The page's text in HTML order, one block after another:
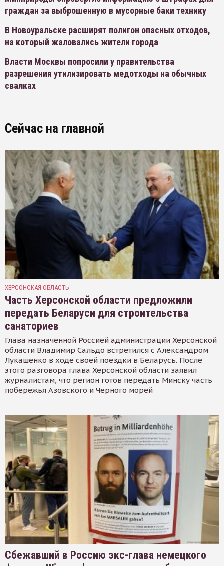
граждан за выброшенную в мусорные баки технику
В Новоуральске расширят полигон опасных отходов,
на который жаловались жители города
Власти Москвы попросили у правительства
разрешения утилизировать медотходы на обычных
свалках
Сейчас на главной
ХЕРСОНСКАЯ ОБЛАСТЬ
Часть Херсонской области предложили
передать Беларуси для строительства
санаториев
Глава назначенной Россией администрации Херсонской
области Владимир Сальдо встретился с Александром
Лукашенко в ходе своей поездки в Беларусь. После
этого разговора глава Херсонской области заявил
журналистам, что регион готов передать Минску часть
побережья Азовского и Черного морей
Сбежавший в Россию экс-глава немецкого